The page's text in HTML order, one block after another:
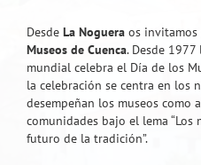
Desde La Noguera os
Museos de Cuenca. Desde
mundial celebra el Día de los
la celebración se centra en los
desempeñan los museos como
comunidades bajo el lema “Los
futuro de la tradición”.